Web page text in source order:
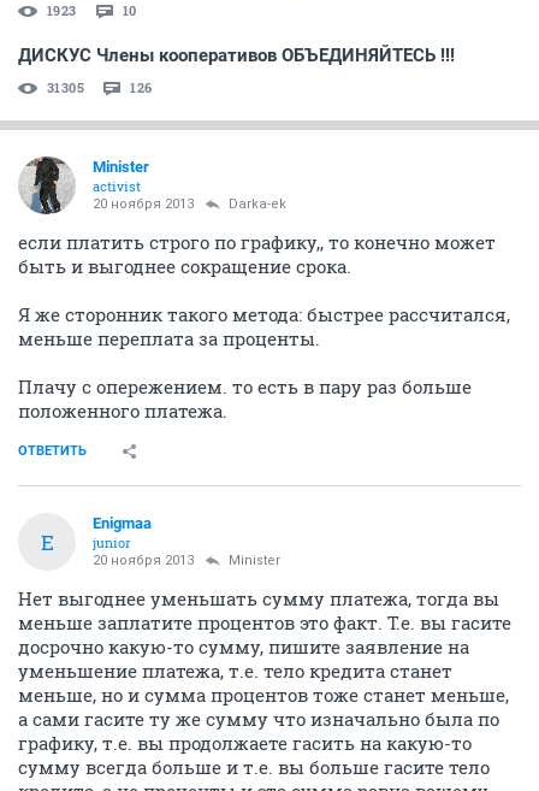
1923 10
ДИСКУС Члены кооперативов ОБЪЕДИНЯЙТЕСЬ !!!
31305 126
Minister
activist
20 ноября 2013 Darka-ek
если платить строго по графику,, то конечно может
быть и выгоднее сокращение срока.
Я же сторонник такого метода: быстрее рассчитался,
меньше переплата за проценты.
Плачу с опережением. то есть в пару раз больше
положенного платежа.
ОТВЕТИТЬ
E
Enigmaa
junior
20 ноября 2013 Minister
Нет выгоднее уменьшать сумму платежа, тогда вы
меньше заплатите процентов это факт. Т.е. вы гасите
досрочно какую-то сумму, пишите заявление на
уменьшение платежа, т.е. тело кредита станет
меньше, но и сумма процентов тоже станет меньше,
а сами гасите ту же сумму что изначально была по
графику, т.е. вы продолжаете гасить на какую-то
сумму всегда больше и т.е. вы больше гасите тело